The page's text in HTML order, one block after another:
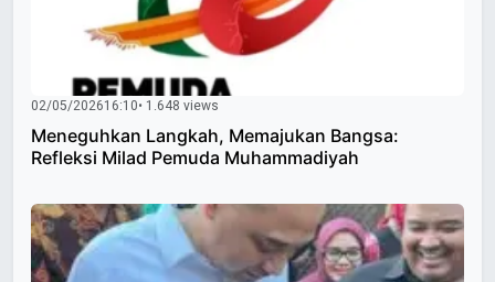
02/05/202616:10• 1.648 views
Meneguhkan Langkah, Memajukan Bangsa:
Refleksi Milad Pemuda Muhammadiyah